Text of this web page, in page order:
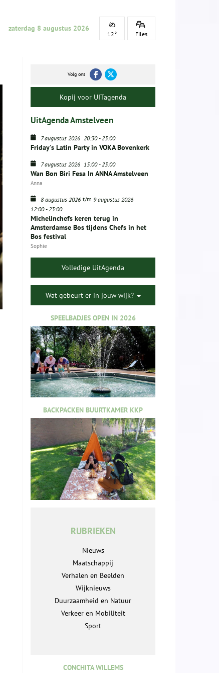
zaterdag 8 augustus 2026
12° Files
Volg ons
Kopij voor UITagenda
UitAgenda Amstelveen
7 augustus 2026 20:30-23:00
Friday's Latin Party in VOKA Bovenkerk
7 augustus 2026 15:00-23:00
Wan Bon Biri Fesa In ANNA Amstelveen
Anna
8 augustus 2026 t/m 9 augustus 2026
12:00-23:00
Michelinchefs keren terug in
Amsterdamse Bos tijdens Chefs in het
Bos festival
Sophie
Volledige UitAgenda
Wat gebeurt er in jouw wijk?
SPEELBADJES OPEN IN 2026
BACKPACKEN BUURTKAMER KKP
RUBRIEKEN
Nieuws
Maatschappij
Verhalen en Beelden
Wijknieuws
Duurzaamheid en Natuur
Verkeer en Mobiliteit
Sport
CONCHITA WILLEMS